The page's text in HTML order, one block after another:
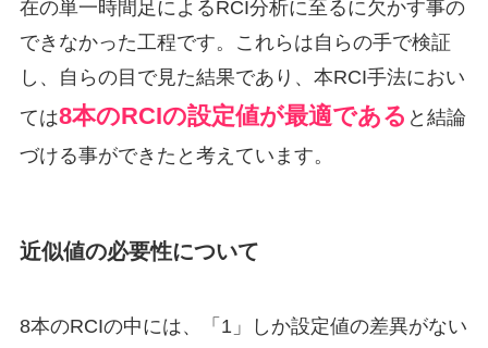
在の単一時間足によるRCI分析に至るに欠かす事の
できなかった工程です。これらは自らの手で検証
し、自らの目で見た結果であり、本RCI手法におい
ては8本のRCIの設定値が最適である と結論
づける事ができたと考えています。
近似値の必要性について
8本のRCIの中には、「1」しか設定値の差異がない